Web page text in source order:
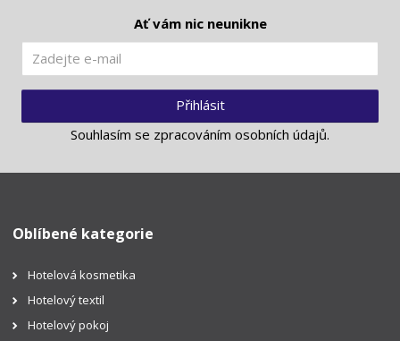
Ať vám nic neunikne
Přihlásit
Souhlasím se zpracováním osobních údajů.
Oblíbené kategorie
Hotelová kosmetika
Hotelový textil
Hotelový pokoj